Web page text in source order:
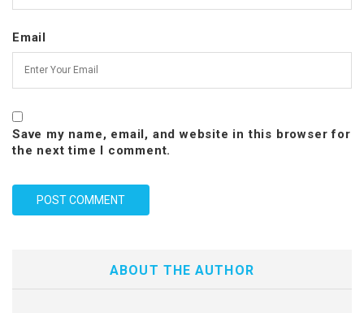
Email
Save my name, email, and website in this browser for
the next time I comment.
ABOUT THE AUTHOR